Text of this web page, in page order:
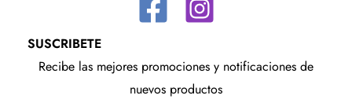
SUSCRIBETE
Recibe las mejores promociones y notificaciones de
nuevos productos